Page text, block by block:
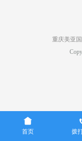
重庆美亚

首页 拨